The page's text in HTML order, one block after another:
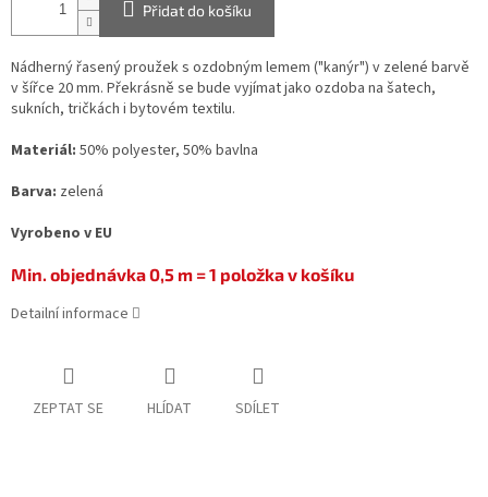
Přidat do košíku
Nádherný řasený proužek s ozdobným lemem ("kanýr") v zelené barvě
v šířce 20 mm. Překrásně se bude vyjímat jako ozdoba na šatech,
sukních, tričkách i bytovém textilu.
Materiál: 50% polyester, 50% bavlna
Barva: zelená
Vyrobeno v EU
Min. objednávka 0,5 m = 1 položka v košíku
Detailní informace
ZEPTAT SE HLÍDAT SDÍLET